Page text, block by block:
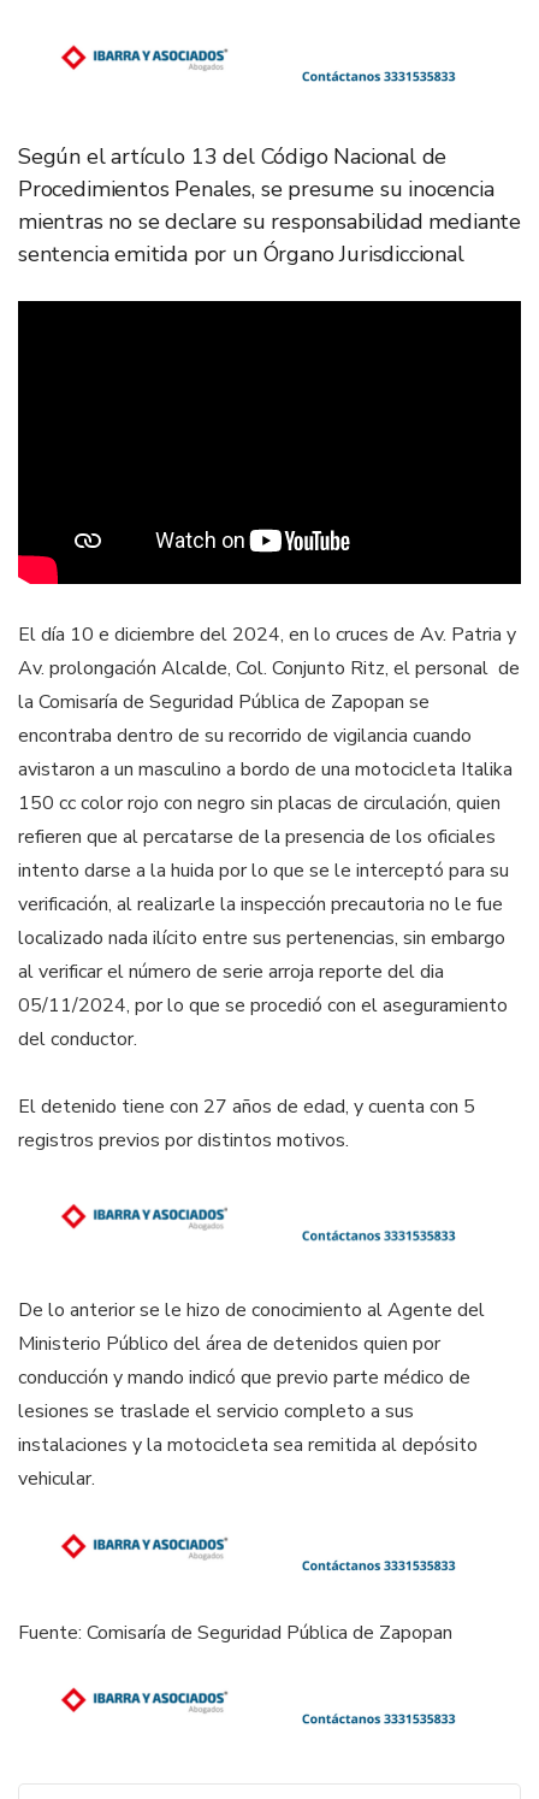
Según el artículo 13 del Código Nacional de
Procedimientos Penales, se presume su inocencia
mientras no se declare su responsabilidad mediante
sentencia emitida por un Órgano Jurisdiccional
El día 10 e diciembre del 2024, en lo cruces de Av. Patria y
Av. prolongación Alcalde, Col. Conjunto Ritz, el personal de
la Comisaría de Seguridad Pública de Zapopan se
encontraba dentro de su recorrido de vigilancia cuando
avistaron a un masculino a bordo de una motocicleta Italika
150 cc color rojo con negro sin placas de circulación, quien
refieren que al percatarse de la presencia de los oficiales
intento darse a la huida por lo que se le interceptó para su
verificación, al realizarle la inspección precautoria no le fue
localizado nada ilícito entre sus pertenencias, sin embargo
al verificar el número de serie arroja reporte del dia
05/11/2024, por lo que se procedió con el aseguramiento
del conductor.
El detenido tiene con 27 años de edad, y cuenta con 5
registros previos por distintos motivos.
De lo anterior se le hizo de conocimiento al Agente del
Ministerio Público del área de detenidos quien por
conducción y mando indicó que previo parte médico de
lesiones se traslade el servicio completo a sus
instalaciones y la motocicleta sea remitida al depósito
vehicular.
Fuente: Comisaría de Seguridad Pública de Zapopan